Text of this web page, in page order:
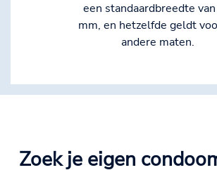
een standaardbreedte
mm, en hetzelfde geldt
andere maten.
Zoek je eigen